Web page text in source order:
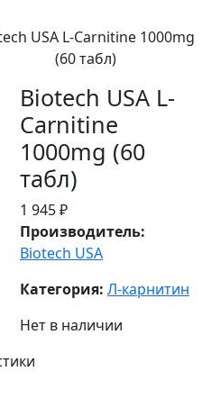
USA L-Carnitine 1000mg
(60 табл)
Biotech USA L-
Carnitine
1000mg (60
табл)
1 945 ₽
Производитель:
Biotech USA
Категория: Л-карнитин
Нет в наличии